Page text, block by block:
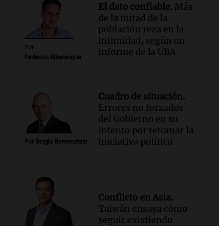
Por
Federico Albarenque
El dato confiable. Más
de la mitad de la
población reza en la
intimidad, según un
informe de la UBA
Por Sergio Berensztein
Cuadro de situación.
Errores no forzados
del Gobierno en su
intento por retomar la
iniciativa política
Conflicto en Asia.
Taiwán ensaya cómo
seguir existiendo